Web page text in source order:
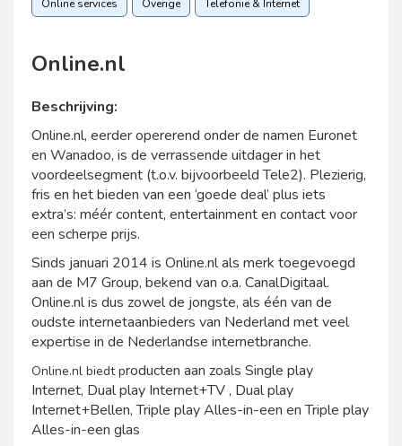
Online services Overige Telefonie & Internet
Online.nl
Beschrijving:
Online.nl, eerder opererend onder de namen Euronet
en Wanadoo, is de verrassende uitdager in het
voordeelsegment (t.o.v. bijvoorbeeld Tele2). Plezierig,
fris en het bieden van een ‘goede deal’ plus iets
extra’s: méér content, entertainment en contact voor
een scherpe prijs.
Sinds januari 2014 is Online.nl als merk toegevoegd
aan de M7 Group, bekend van o.a. CanalDigitaal.
Online.nl is dus zowel de jongste, als één van de
oudste internetaanbieders van Nederland met veel
expertise in de Nederlandse internetbranche.
Online.nl biedt producten aan zoals Single play
Internet, Dual play Internet+TV , Dual play
Internet+Bellen, Triple play Alles-in-een en Triple play
Alles-in-een glas